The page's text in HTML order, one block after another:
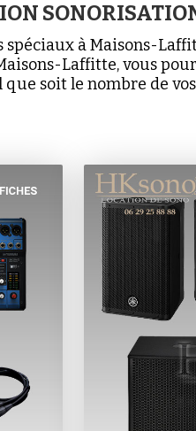
à Maisons-
Laffitte, vous
que soit le nombre de